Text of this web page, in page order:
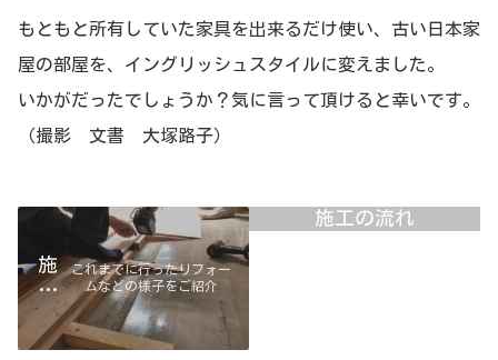
もともと所有していた家具を出来るだけ使い、古い日本家
屋の部屋を、イングリッシュスタイルに変えました。
いかがだったでしょうか？気に言って頂けると幸いです。
（撮影 文書 大塚路子）
施
工
例
これまでに行ったリフォー
ムなどの様子をご紹介
施工の流れ
コンサル＆インテリア